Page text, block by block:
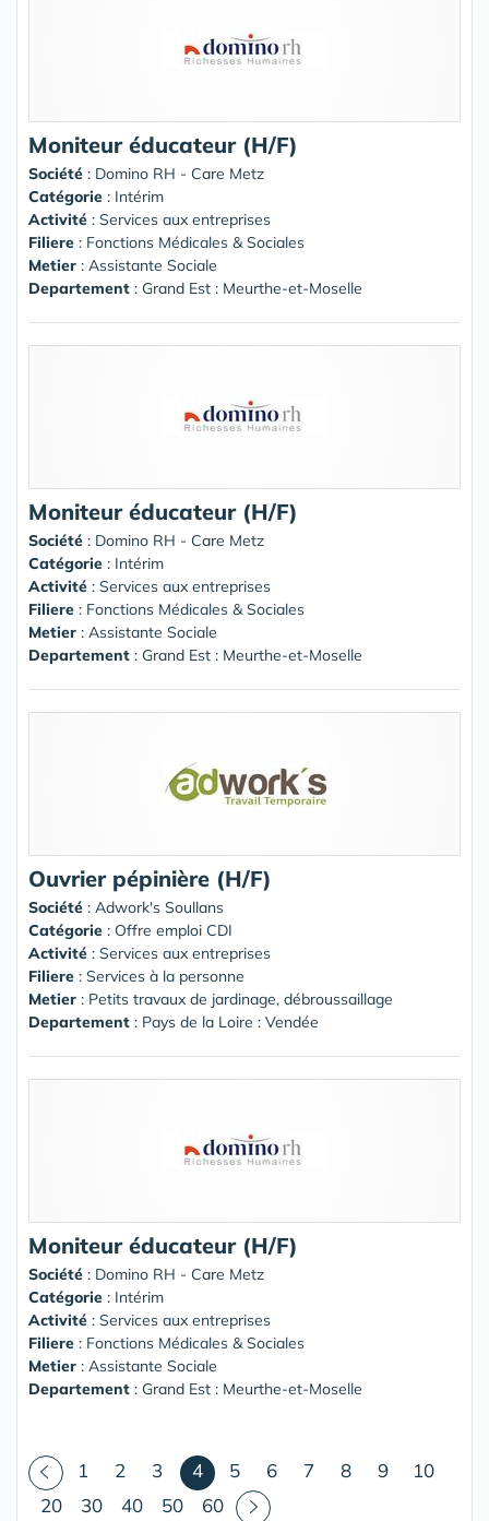
Moniteur éducateur (H/F)
Société : Domino RH - Care Metz
Catégorie : Intérim
Activité : Services aux entreprises
Filiere : Fonctions Médicales & Sociales
Metier : Assistante Sociale
Departement : Grand Est : Meurthe-et-Moselle
Moniteur éducateur (H/F)
Société : Domino RH - Care Metz
Catégorie : Intérim
Activité : Services aux entreprises
Filiere : Fonctions Médicales & Sociales
Metier : Assistante Sociale
Departement : Grand Est : Meurthe-et-Moselle
Ouvrier pépinière (H/F)
Société : Adwork's Soullans
Catégorie : Offre emploi CDI
Activité : Services aux entreprises
Filiere : Services à la personne
Metier : Petits travaux de jardinage, débroussaillage
Departement : Pays de la Loire : Vendée
Moniteur éducateur (H/F)
Société : Domino RH - Care Metz
Catégorie : Intérim
Activité : Services aux entreprises
Filiere : Fonctions Médicales & Sociales
Metier : Assistante Sociale
Departement : Grand Est : Meurthe-et-Moselle
1 2 3 4(courant)
5 6 7 8 9
10
20
30 40 50 60